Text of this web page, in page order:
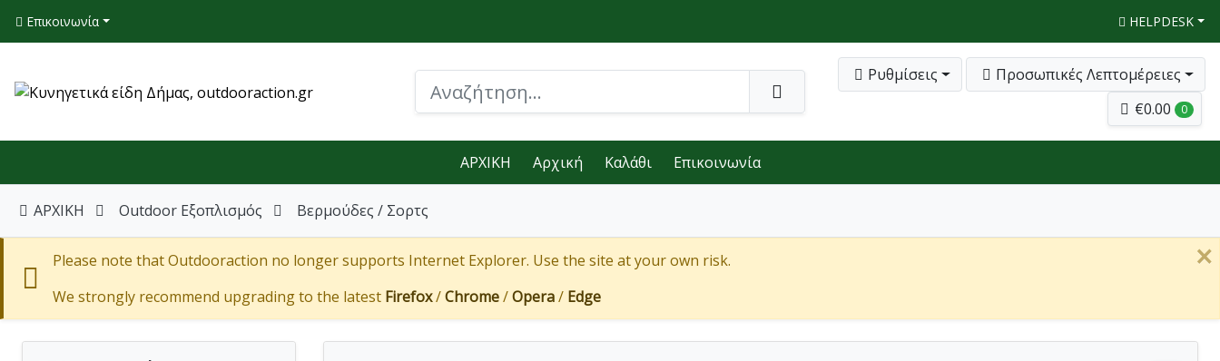
Επικοινωνία HELPDESK
Ρυθμίσεις
Προσωπικές Λεπτομέρειες
€0.00
0
ΑΡΧΙΚΗ Αρχική Καλάθι Επικοινωνία
ΑΡΧΙΚΗ Outdoor Εξοπλισμός Βερμούδες / Σορτς
Please note that Outdooraction no longer supports Internet Explorer. Use the site at your own risk.
We strongly recommend upgrading to the latest Firefox/Chrome/Opera/ Edge
×